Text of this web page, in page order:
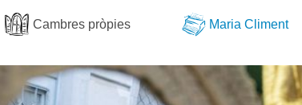
Cambres pròpies Maria Climent